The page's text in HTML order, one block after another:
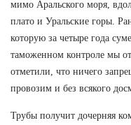
мимо Аральского моря,
плато и Уральские горы.
которую за четыре года
таможенном контроле мы
отметили, что ничего
провозим и без всякого
Трубы получит дочерняя